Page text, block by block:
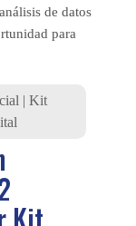
de datos
para
| Kit